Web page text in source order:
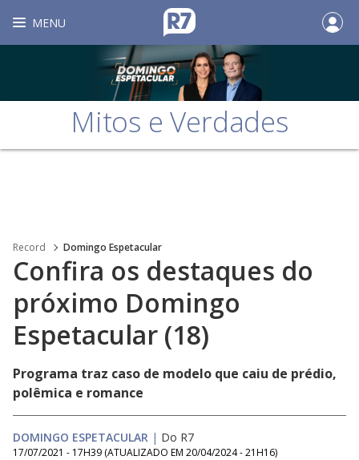
MENU
Mitos e Verdades
Record Domingo Espetacular
Confira os destaques do
próximo Domingo
Espetacular (18)
Programa traz caso de modelo que caiu de prédio,
polêmica e romance
DOMINGO ESPETACULAR | Do R7
17/07/2021 - 17H39 (ATUALIZADO EM 20/04/2024 - 21H16)